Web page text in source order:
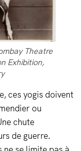
Theatre
Exhibition,
ces yogis doivent
ou
chute
de guerre.